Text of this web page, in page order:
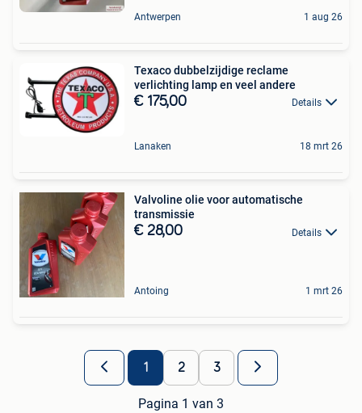
Antwerpen 1 aug 26
Texaco dubbelzijdige reclame
verlichting lamp en veel andere
€ 175,00 Details
Lanaken 18 mrt 26
Valvoline olie voor automatische
transmissie
€ 28,00 Details
Antoing 1 mrt 26
1 2 3
Pagina 1 van 3